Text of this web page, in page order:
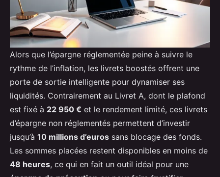
Alors que l’épargne réglementée peine à suivre le
rythme de l’inflation, les livrets boostés offrent une
porte de sortie intelligente pour dynamiser ses
liquidités. Contrairement au Livret A, dont le plafond
est fixé à 22 950 € et le rendement limité, ces livrets
d’épargne non réglementés permettent d’investir
jusqu’à 10 millions d’euros sans blocage des fonds.
Les sommes placées restent disponibles en moins de
48 heures, ce qui en fait un outil idéal pour une